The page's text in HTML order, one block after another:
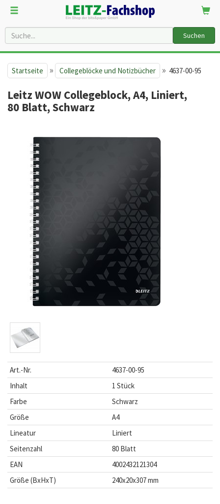
Suchen
Startseite » Collegeblöcke und Notizbücher » 4637-00-95
Leitz WOW Collegeblock, A4, Liniert,
80 Blatt, Schwarz
Art.-Nr.
4637-00-95
Inhalt
1 Stück
Farbe
Schwarz
Größe
A4
Lineatur
Liniert
Seitenzahl
80 Blatt
EAN
4002432121304
Größe (BxHxT)
240x20x307 mm